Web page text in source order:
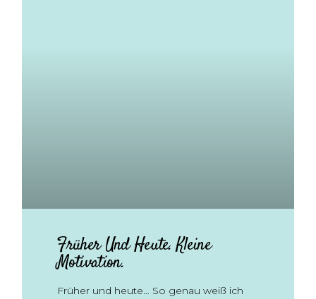
Früher Und Heute. Kleine
Motivation.
Früher und heute… So genau weiß ich